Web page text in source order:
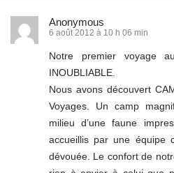
Anonymous
6 août 2012 à 10 h 06 min
Notre premier voyage
INOUBLIABLE.
Nous avons découvert
Voyages. Un camp
milieu d’une faune
accueillis par une équipe
dévouée. Le confort de